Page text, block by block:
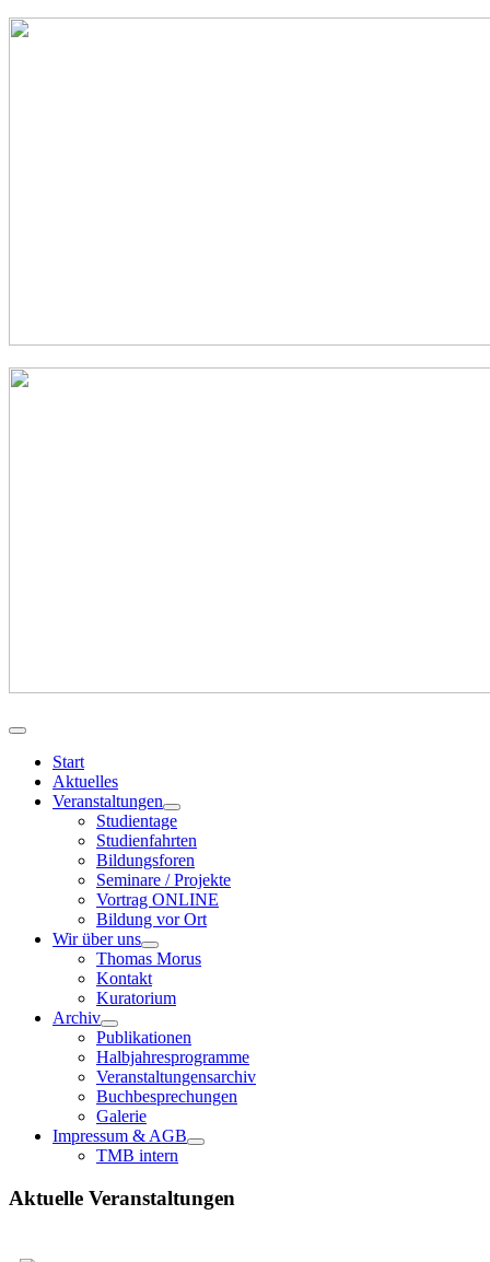
Start
Aktuelles
Veranstaltungen
Studientage
Studienfahrten
Bildungsforen
Seminare / Projekte
Vortrag ONLINE
Bildung vor Ort
Wir über uns
Thomas Morus
Kontakt
Kuratorium
Archiv
Publikationen
Halbjahresprogramme
Veranstaltungensarchiv
Buchbesprechungen
Galerie
Impressum & AGB
TMB intern
Aktuelle Veranstaltungen